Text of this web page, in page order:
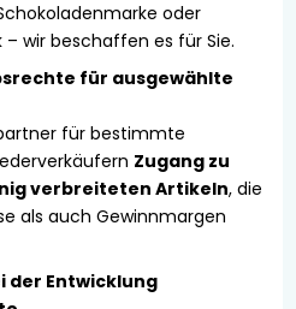
oder
wir beschaffen es für Sie.
für ausgewählte
für bestimmte
Zugang zu
verbreiteten Artikeln, die
als auch Gewinnmargen
der Entwicklung